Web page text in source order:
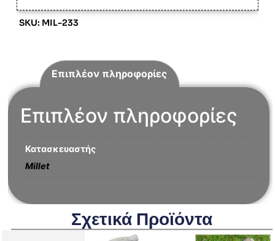
SKU: MIL-233
Επιπλέον πληροφορίες
Επιπλέον πληροφορίες
Κατασκευαστής
Millet
Σχετικά Προϊόντα